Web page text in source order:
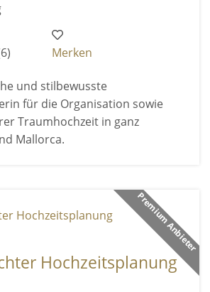
Merken
und stilbewusste
für die Organisation sowie
Traumhochzeit in ganz
Mallorca.
Premium Anbieter
Hochzeitsplanung